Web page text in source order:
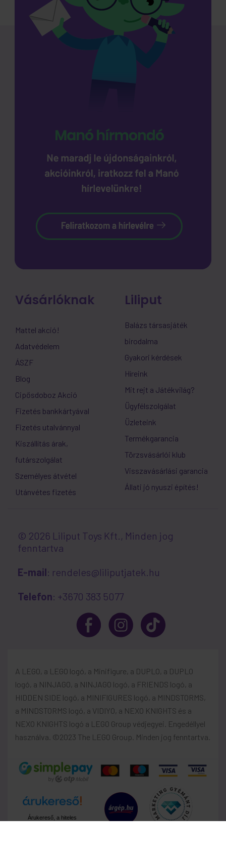
Vásárlóknak
Mattel akció!
Adatvédelem
ÁSZF
Blog
Cipősdoboz Akció
Fizetés bankkártyával
Fizetés utalvánnyal
Kiszállítás árak,
futárszolgálat
Személyes átvétel
Utánvétes fizetés
Liliput
Balázs társasjáték
birodalma
Gyakori kérdések
Híreink
Mit rejt a Játékvilág?
Ügyfélszolgálat
Üzleteink
Termékgarancia
Törzsvásárlói klub
Visszavásárlási garancia
Állati jó nyuszi építés!
© 2026 Liliput Toys Kft., Minden jog
fenntartva
E-mail: rendeles@liliputjatek.hu
Telefon: +3670 383 5077
A LEGO, a LEGO logó, a Minifigure, a DUPLO, a DUPLO
logó, a NINJAGO, a NINJAGO logó, a FRIENDS logó, a
HIDDEN SIDE logó, a MINIFIGURES logó, a MINDSTORMS,
a MINDSTORMS logó, a VIDIYO, a NEXO KNIGHTS és a
NEXO KNIGHTS logó a LEGO Group védjegyei. Engedéllyel
használva. ©2023 The LEGO Group. Minden jog fenntartva.
Árukereső, a hiteles